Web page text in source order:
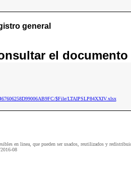
general
el documento
$File/LTAIPSLP84XXIV.xlsx
en linea, que pueden ser usados, reutilizados y
08